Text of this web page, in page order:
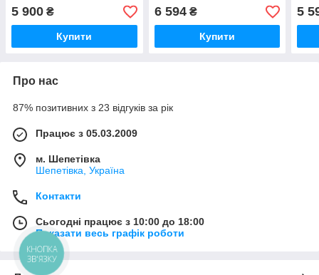
5 900 ₴
Купити
6 594₴
Купити
5
Про нас
87% позитивних з 23 відгуків за рік
Працює з 05.03.2009
м. Шепетівка
Шепетівка, Україна
Контакти
Сьогодні працює з 10:00 до 18:00
Показати весь графік роботи
КНОПКА
ЗВ'ЯЗКУ